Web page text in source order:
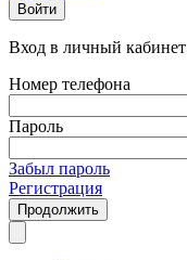
Войти
Вход в личный кабинет
Номер телефона
Пароль
Забыл пароль
Регистрация
Продолжить